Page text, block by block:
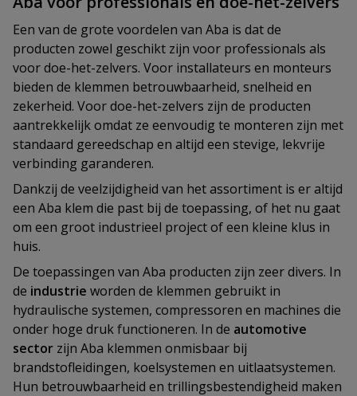
Een van de grote voordelen van Aba is dat de
producten zowel geschikt zijn voor professionals als
voor doe-het-zelvers. Voor installateurs en monteurs
bieden de klemmen betrouwbaarheid, snelheid en
zekerheid. Voor doe-het-zelvers zijn de producten
aantrekkelijk omdat ze eenvoudig te monteren zijn met
standaard gereedschap en altijd een stevige, lekvrije
verbinding garanderen.
Dankzij de veelzijdigheid van het assortiment is er altijd
een Aba klem die past bij de toepassing, of het nu gaat
om een groot industrieel project of een kleine klus in
huis.
De toepassingen van Aba producten zijn zeer divers. In
de industrie worden de klemmen gebruikt in
hydraulische systemen, compressoren en machines die
onder hoge druk functioneren. In de automotive
sector zijn Aba klemmen onmisbaar bij
brandstofleidingen, koelsystemen en uitlaatsystemen.
Hun betrouwbaarheid en trillingsbestendigheid maken